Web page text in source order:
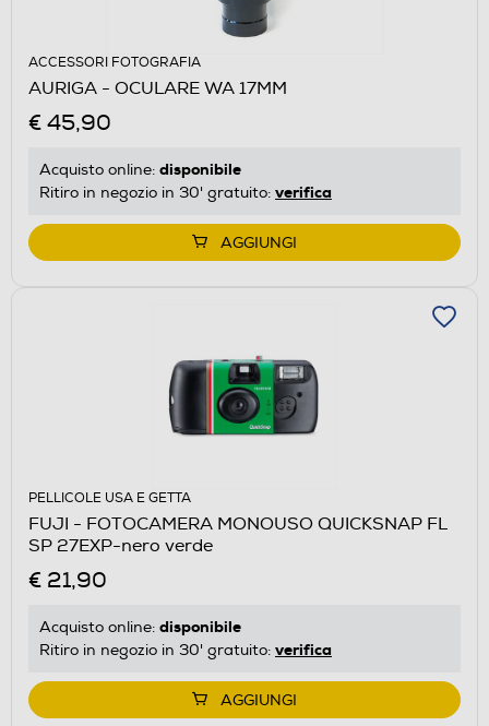
ACCESSORI FOTOGRAFIA
AURIGA - OCULARE WA 17MM
€ 45,90
Acquisto online: disponibile
Ritiro in negozio in 30' gratuito: verifica
AGGIUNGI
PELLICOLE USA E GETTA
FUJI - FOTOCAMERA MONOUSO QUICKSNAP FL
SP 27EXP-nero verde
€ 21,90
Acquisto online: disponibile
Ritiro in negozio in 30' gratuito: verifica
AGGIUNGI